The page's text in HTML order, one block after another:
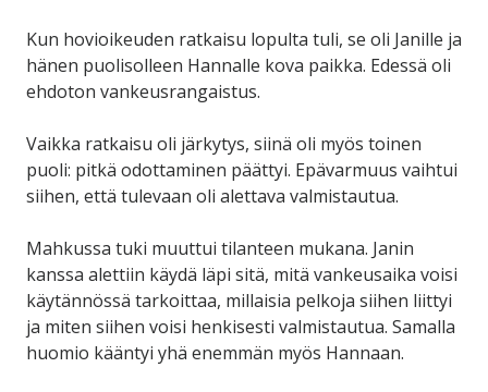
Kun hovioikeuden ratkaisu lopulta tuli, se oli Janille ja
hänen puolisolleen Hannalle kova paikka. Edessä oli
ehdoton vankeusrangaistus.
Vaikka ratkaisu oli järkytys, siinä oli myös toinen
puoli: pitkä odottaminen päättyi. Epävarmuus vaihtui
siihen, että tulevaan oli alettava valmistautua.
Mahkussa tuki muuttui tilanteen mukana. Janin
kanssa alettiin käydä läpi sitä, mitä vankeusaika voisi
käytännössä tarkoittaa, millaisia pelkoja siihen liittyi
ja miten siihen voisi henkisesti valmistautua. Samalla
huomio kääntyi yhä enemmän myös Hannaan.